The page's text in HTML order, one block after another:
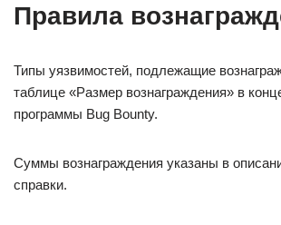
Правила
Типы уязвимостей, подлежащие
таблице «Размер вознаграждения» в
программы Bug Bounty.
Суммы вознаграждения указаны в
справки.